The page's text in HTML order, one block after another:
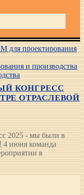
для проектирования
и производства
КОНГРЕСС
ОТРАСЛЕВОЙ
2025 - мы были в
4 июня команда
в